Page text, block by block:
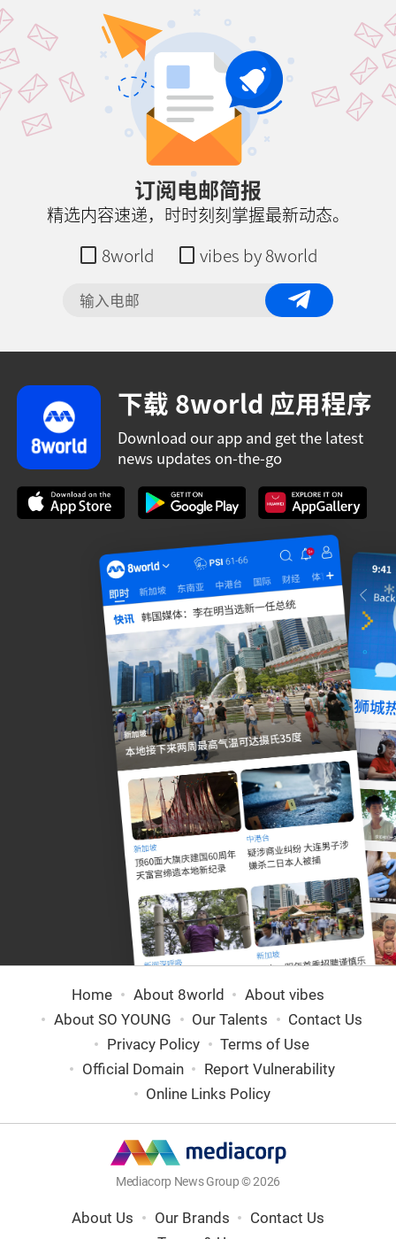
订阅电邮简报
精选内容速递，时时刻刻掌握最新动态。
8world
vibes by 8world
下载 8world 应用程序
Download our app and get the latest
news updates on-the-go
Home About 8world
About vibes
About SO YOUNG
Our Talents
Contact Us
Privacy Policy
Terms of Use
Official Domain
Report Vulnerability
Online Links Policy
Mediacorp News Group © 2026
About Us Our Brands
Contact Us